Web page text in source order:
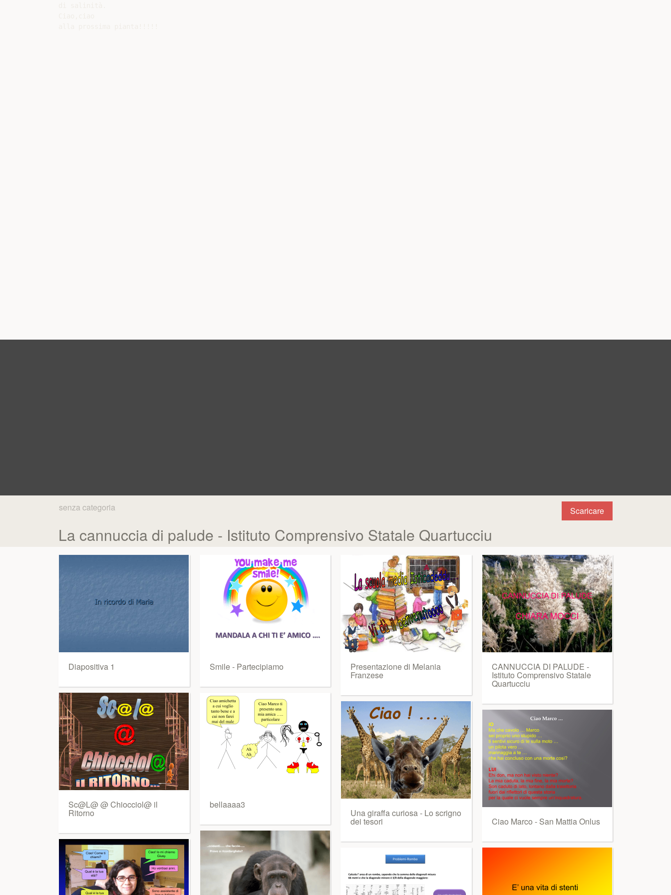
Scaricare
senza categoria
La cannuccia di palude - Istituto Comprensivo Statale Quartucciu
Diapositiva 1
Sc@L@ @ Chiocciol@ il
Ritorno
Smile - Partecipiamo
bellaaaa3
Presentazione di Melania
Franzese
Una giraffa curiosa - Lo scrigno
dei tesori
CANNUCCIA DI PALUDE -
Istituto Comprensivo Statale
Quartucciu
Ciao Marco - San Mattia Onlus